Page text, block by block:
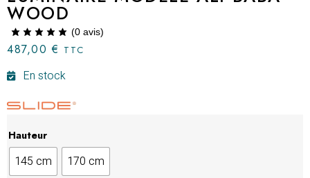
WOOD
(0 avis)
487,00€ TTC
En stock
Hauteur
145 cm 170 cm